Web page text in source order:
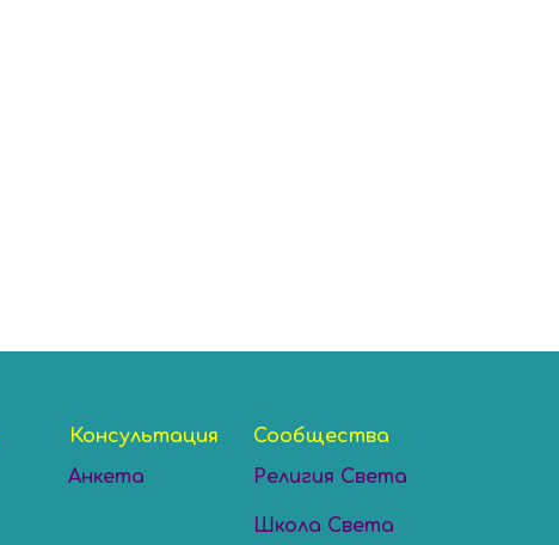
Религия Света
Консультация Сообщества
Школа Света
Анкета